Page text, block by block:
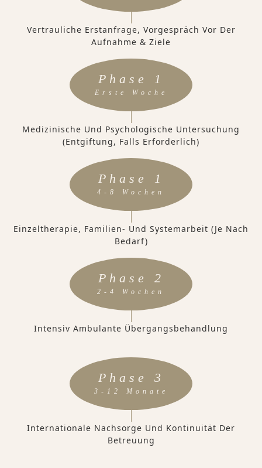
Vertrauliche Erstanfrage, Vorgespräch Vor Der
Aufnahme & Ziele
Phase 1
Erste Woche
Medizinische Und Psychologische Untersuchung
(Entgiftung, Falls Erforderlich)
Phase 1
4-8 Wochen
Einzeltherapie, Familien- Und Systemarbeit (je Nach
Bedarf)
Phase 2
2-4 Wochen
Intensiv Ambulante Übergangsbehandlung
Phase 3
3-12 Monate
Internationale Nachsorge Und Kontinuität Der
Betreuung